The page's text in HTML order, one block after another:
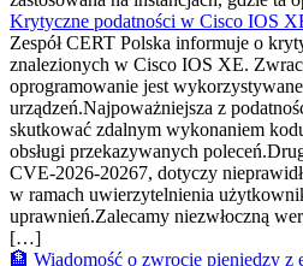
Krytyczne podatności w Cisco IOS
Zespół CERT Polska informuje o
znalezionych w Cisco IOS XE.
oprogramowanie jest
urządzeń.Najpoważniejsza z
skutkować zdalnym wykonaniem
obsługi przekazywanych
CVE-2026-20267, dotyczy
w ramach uwierzytelnienia
uprawnień.Zalecamy niezwłoczną
[…]
🏦 Wiadomość o zwrocie pieniędzy z